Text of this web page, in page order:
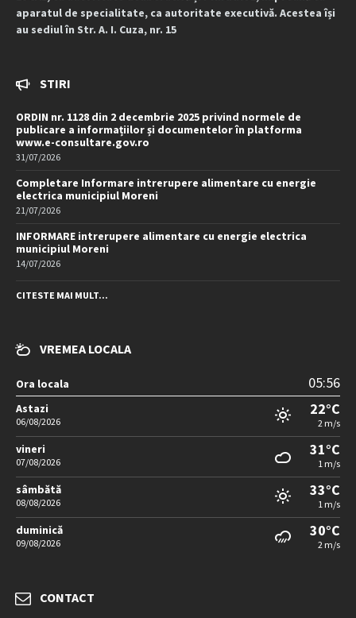
aparatul de specialitate, ca autoritate executivă. Acestea își
au sediul în Str. A. I. Cuza, nr. 15
STIRI
ORDIN nr. 1128 din 2 decembrie 2025 privind normele de
publicare a informațiilor și documentelor în platforma
www.e-consultare.gov.ro
31/07/2026
Completare Informare intrerupere alimentare cu energie
electrica municipiul Moreni
21/07/2026
INFORMARE intrerupere alimentare cu energie electrica
municipiul Moreni
14/07/2026
CITESTE MAI MULT...
VREMEA LOCALA
Ora locala 05:56
Astazi
06/08/2026
22°C
2 m/s
vineri
07/08/2026
31°C
1 m/s
sâmbătă
08/08/2026
33°C
1 m/s
duminică
09/08/2026
30°C
2 m/s
CONTACT